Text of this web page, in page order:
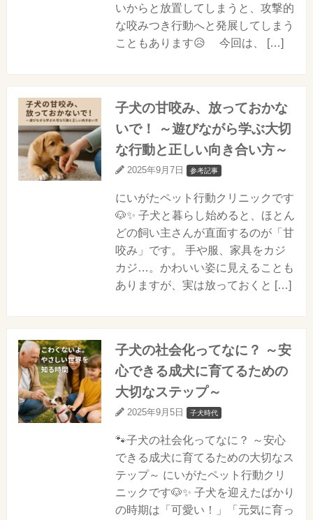
いからと放置してしまうと、攻撃的
な咬みつき行動へと発展してしまう
こともあります😥 今回は、 […]
子犬の甘咬み、放っておかな
いで！ ～遊びながら学ぶ大切
な行動と正しい向き合い方～
2025年9月7日 参考記事
にいがたペット行動クリニックです
🐶✨ 子犬と暮らし始めると、ほとん
どの飼い主さんが直面するのが「甘
咬み」です。 手や服、家具をカジ
カジ…。かわいい姿に見えることも
ありますが、実は放っておくと […]
子犬の社会化ってなに？ ～安
心できる成犬に育てるための
大切なステップ～
2025年9月5日 子犬時代
🐾子犬の社会化ってなに？ ～安心
できる成犬に育てるための大切なス
テップ～ にいがたペット行動クリ
ニックです🐶✨ 子犬を迎えたばかり
の時期は「可愛い！」「元気に育っ